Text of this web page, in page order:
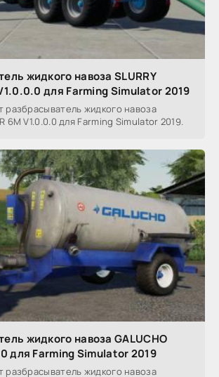
жидкого навоза SLURRY
для Farming Simulator 2019
разбрасыватель жидкого навоза
6M V1.0.0.0 для Farming Simulator 2019.
жидкого навоза GALUCHO
для Farming Simulator 2019
разбрасыватель жидкого навоза